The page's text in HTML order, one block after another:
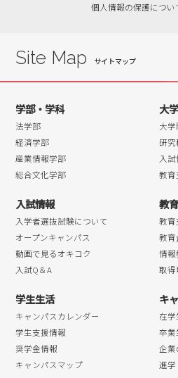
個人情報の保護につい
Site Map
学部・学科
法学部
経済学部
産業情報学部
総合文化学部
大
大学
研
入
教育
入試情報
入学者選抜試験について
オープンキャンパス
動画で見るオキコク
入試Q＆A
教
教育
教育
情報
取得
学生生活
キャンパスカレンダー
学生支援情報
奨学金情報
キャンパスマップ
キ
在
卒業
企業
進学